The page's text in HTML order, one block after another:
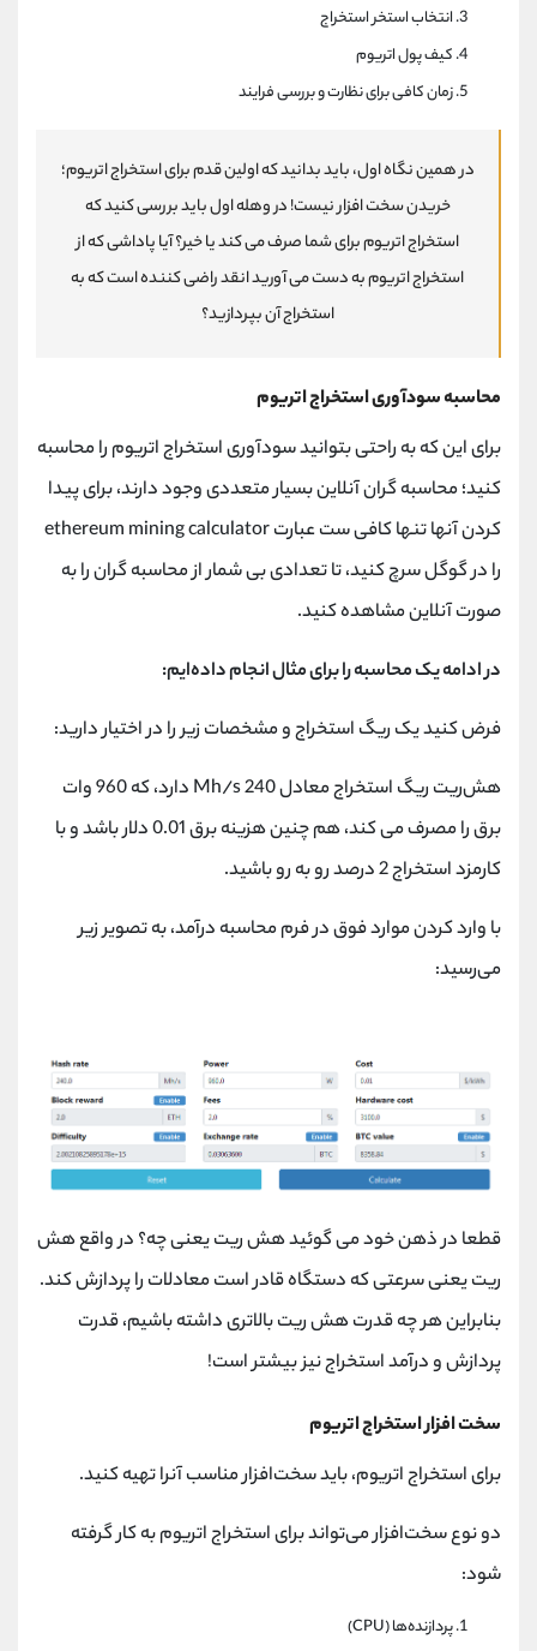
انتخاب استخر استخراج
کیف پول اتریوم
زمان کافی برای نظارت و بررسی فرایند
در همین نگاه اول، باید بدانید که اولین قدم برای استخراج اتریوم؛
خریدن سخت افزار نیست! در وهله اول باید بررسی کنید که
استخراج اتریوم برای شما صرف می کند یا خیر؟ آیا پاداشی که از
استخراج اتریوم به دست می آورید انقد راضی کننده است که به
استخراج آن بپردازید؟
محاسبه سودآوری استخراج اتریوم
برای این که به راحتی بتوانید سودآوری استخراج اتریوم را محاسبه
کنید؛ محاسبه گران آنلاین بسیار متعددی وجود دارند، برای پیدا
کردن آنها تنها کافی ست عبارت ethereum mining calculator
را در گوگل سرچ کنید، تا تعدادی بی شمار از محاسبه گران را به
صورت آنلاین مشاهده کنید.
در ادامه یک محاسبه را برای مثال انجام داده‌ایم:
فرض کنید یک ریگ استخراج و مشخصات زیر را در اختیار دارید:
هش‌ریت ریگ استخراج معادل 240 Mh/s دارد، که 960 وات
برق را مصرف می کند، هم چنین هزینه برق 0.01 دلار باشد و با
کارمزد استخراج 2 درصد رو به رو باشید.
با وارد کردن موارد فوق در فرم محاسبه درآمد، به تصویر زیر
می‌رسید:
قطعا در ذهن خود می گوئید هش ریت یعنی چه؟ در واقع هش
ریت یعنی سرعتی که دستگاه قادر است معادلات را پردازش کند.
بنابراین هر چه قدرت هش ریت بالاتری داشته باشیم، قدرت
پردازش و درآمد استخراج نیز بیشتر است!
سخت افزار استخراج اتریوم
برای استخراج اتریوم، باید سخت‌افزار مناسب آنرا تهیه کنید.
دو نوع سخت‌افزار می‌تواند برای استخراج اتریوم به کار گرفته
شود:
پردازنده‌ها (CPU)